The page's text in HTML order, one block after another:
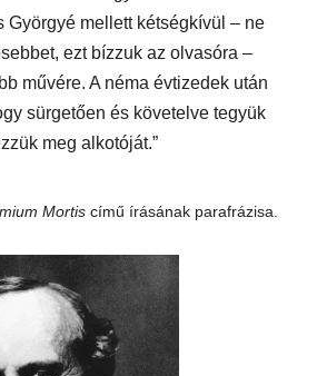
Györgyé mellett kétségkívül – ne
ezt bízzuk az olvasóra –
művére. A néma évtizedek után
sürgetően és követelve tegyük
meg alkotóját.”
Mortis című írásának parafrázisa.